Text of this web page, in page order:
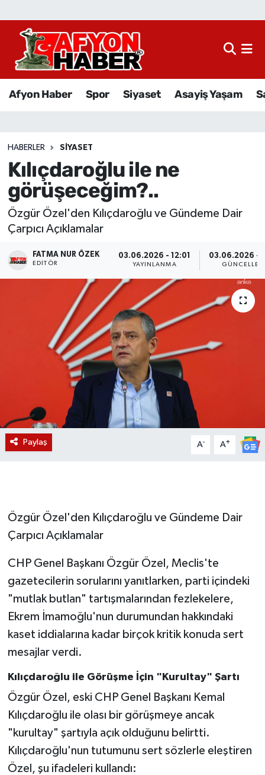
Afyon Haber Spor Siyaset Asayiş Yaşam
HABERLER SIYASET
Kılıçdaroğlu ile ne
görüşeceğim?..
Özgür Özel'den Kılıçdaroğlu ve Gündeme Dair
Çarpıcı Açıklamalar
FATMA NUR ÖZEK
EDITÖR
03.06.2026 - 12:01
YAYINLANMA
03.06.2026 -
Paylaş A- A+
Özgür Özel'den Kılıçdaroğlu ve Gündeme Dair
Çarpıcı Açıklamalar
CHP Genel Başkanı Özgür Özel, Meclis'te
gazetecilerin sorularını yanıtlarken, parti içindeki
"mutlak butlan" tartışmalarından fezlekelere,
Ekrem İmamoğlu'nun durumundan hakkındaki
kaset iddialarına kadar birçok kritik konuda sert
mesajlar verdi.
Kılıçdaroğlu ile Görüşme İçin "Kurultay" Şartı
Özgür Özel, eski CHP Genel Başkanı Kemal
Kılıçdaroğlu ile olası bir görüşmeye ancak
"kurultay" şartıyla açık olduğunu belirtti.
Kılıçdaroğlu'nun tutumunu sert sözlerle eleştiren
Özel, şu ifadeleri kullandı:
Afyon Haber
Sağlık
Eğitim
Sivil Toplum
Ekonomi
Etkinlikler